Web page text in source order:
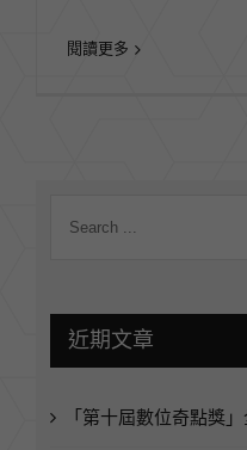
閱讀更多
近期文章
「第十屆數位奇點獎